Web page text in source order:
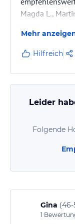
Magda L.,
Mehr
Hilfreich
Leider
Folgende
Gina (46-
1